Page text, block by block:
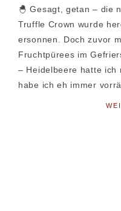
🐣 Gesagt, getan – die
Truffle Crown wurde
ersonnen. Doch zuvor
Fruchtpürees im
– Heidelbeere hatte ich
habe ich eh immer